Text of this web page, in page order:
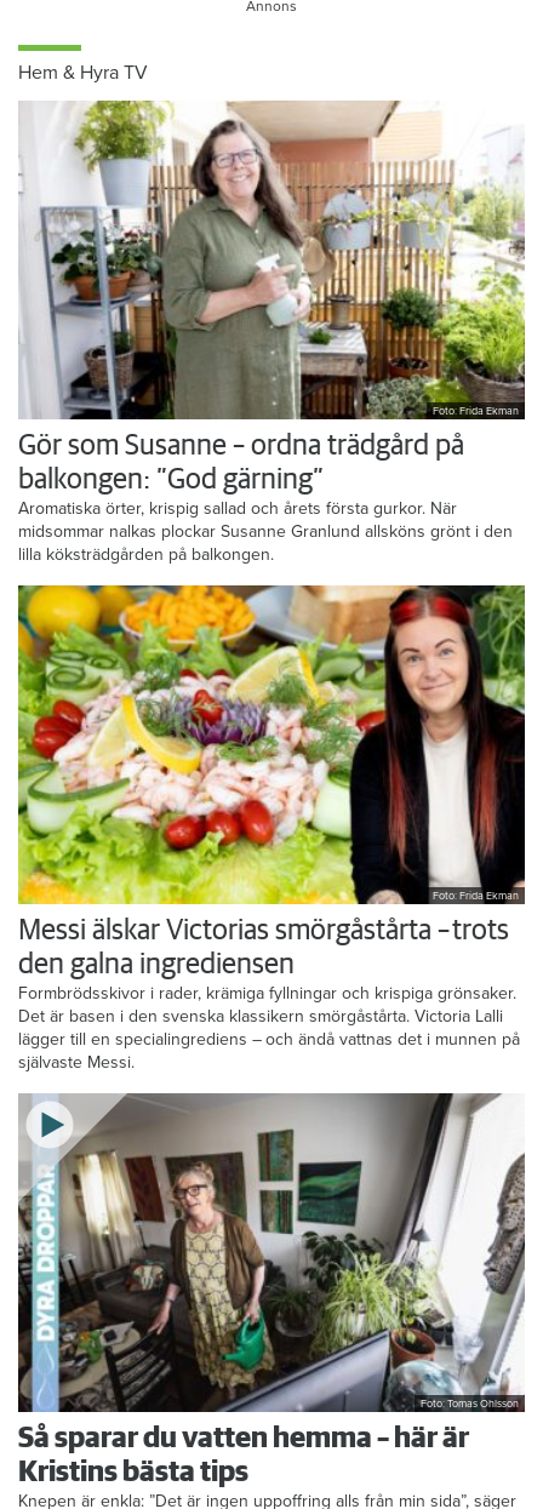
Hem & Hyra TV
Foto: Frida Ekman
Gör som Susanne – ordna trädgård på
balkongen: ”God gärning”
Aromatiska örter, krispig sallad och årets första gurkor. När
midsommar nalkas plockar Susanne Granlund allsköns grönt i den
lilla köksträdgården på balkongen.
Foto: Frida Ekman
Messi älskar Victorias smörgåstårta – trots
den galna ingrediensen
Formbrödsskivor i rader, krämiga fyllningar och krispiga grönsaker.
Det är basen i den svenska klassikern smörgåstårta. Victoria Lalli
lägger till en specialingrediens – och ändå vattnas det i munnen på
självaste Messi.
Foto: Tomas Ohlsson
Så sparar du vatten hemma – här är
Kristins bästa tips
Knepen är enkla: ”Det är ingen uppoffring alls från min sida”, säger